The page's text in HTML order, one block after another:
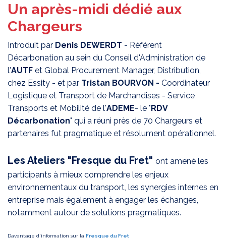
Un après-midi dédié aux
Chargeurs
Introduit par Denis DEWERDT - Référent
Décarbonation au sein du Conseil d'Administration de
l'AUTF et Global Procurement Manager, Distribution,
chez Essity - et par Tristan BOURVON - Coordinateur
Logistique et Transport de Marchandises - Service
Transports et Mobilité de l'ADEME- le "RDV
Décarbonation" qui a réuni près de 70 Chargeurs et
partenaires fut pragmatique et résolument opérationnel.
Les Ateliers "Fresque du Fret" ont amené les
participants à mieux comprendre les enjeux
environnementaux du transport, les synergies internes en
entreprise mais également à engager les échanges,
notamment autour de solutions pragmatiques.
Davantage d'information sur la Fresque du Fret